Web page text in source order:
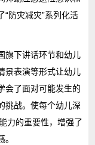
“防灾减灾”系列化活
旗下讲话环节和幼儿
景表演等形式让幼儿
会了面对可能发生的
挑战。使每个幼儿深
力的重要性，增强了